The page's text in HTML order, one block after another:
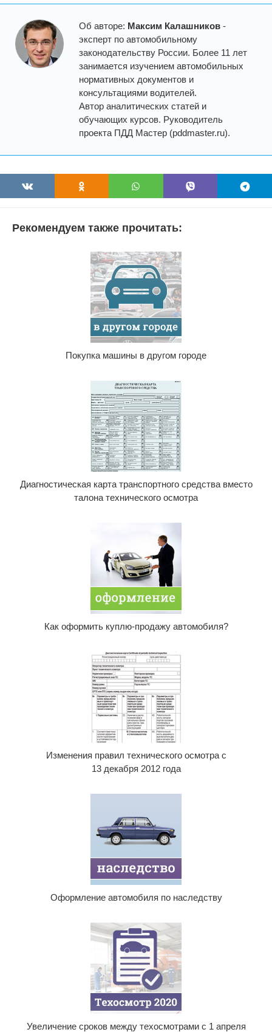
Об авторе: Максим Калашников -
эксперт по автомобильному
законодательству России. Более 11 лет
занимается изучением автомобильных
нормативных документов и
консультациями водителей.
Автор аналитических статей и
обучающих курсов. Руководитель
проекта ПДД Мастер (pddmaster.ru).
Рекомендуем также прочитать:
Покупка машины в другом городе
Диагностическая карта транспортного средства вместо
талона технического осмотра
Как оформить куплю-продажу автомобиля?
Изменения правил технического осмотра с
13 декабря 2012 года
Оформление автомобиля по наследству
Увеличение сроков между техосмотрами с 1 апреля